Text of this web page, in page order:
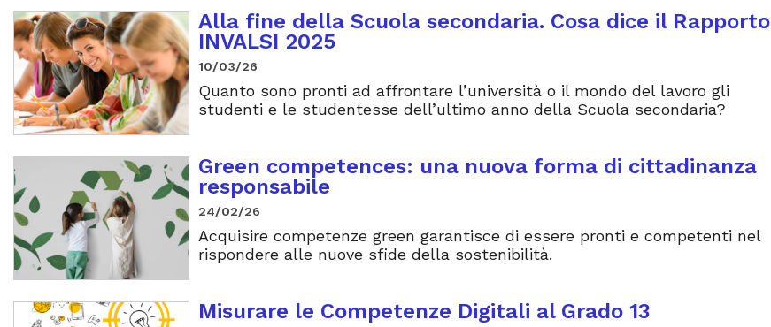
Alla fine della Scuola secondaria. Cosa dice il Rapporto
INVALSI 2025
10/03/26
Quanto sono pronti ad affrontare l’università o il mondo del lavoro gli
studenti e le studentesse dell’ultimo anno della Scuola secondaria?
Green competences: una nuova forma di cittadinanza
responsabile
24/02/26
Acquisire competenze green garantisce di essere pronti e competenti nel
rispondere alle nuove sfide della sostenibilità.
Misurare le Competenze Digitali al Grado 13